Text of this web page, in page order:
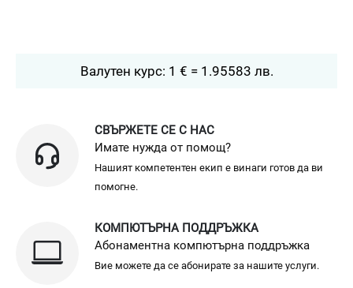
Валутен курс: 1 € = 1.95583 лв.
СВЪРЖЕТЕ СЕ С НАС
Имате нужда от помощ?
Нашият компетентен екип е винаги готов да ви
помогне.
КОМПЮТЪРНА ПОДДРЪЖКА
Абонаментна компютърна поддръжка
Вие можете да се абонирате за нашите услуги.